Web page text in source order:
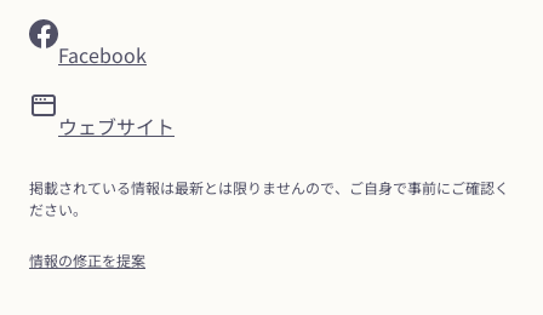
Facebook
ウェブサイト
掲載されている情報は最新とは限りませんので、ご自身で事前にご確認く
ださい。
情報の修正を提案